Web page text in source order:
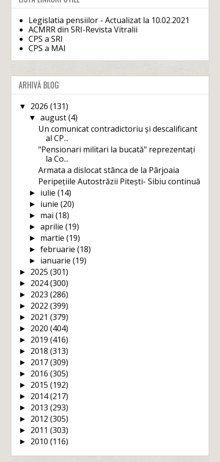
Legislatia pensiilor - Actualizat la 10.02.2021
ACMRR din SRI-Revista Vitralii
CPS a SRI
CPS a MAI
ARHIVĂ BLOG
▼ 2026(131)
▼ august(4)
Un comunicat contradictoriu și descalificant
al CP...
"Pensionari militari la bucată" reprezentați
la Co...
Armata a dislocat stânca de la Pârjoaia
Peripețiile Autostrăzii Pitești- Sibiu continuă
► iulie (14)
► iunie (20)
► mai (18)
► aprilie (19)
► martie (19)
► februarie (18)
► ianuarie (19)
► 2025(301)
► 2024(300)
► 2023(286)
► 2022(399)
► 2021(379)
► 2020(404)
► 2019(416)
► 2018(313)
► 2017(309)
► 2016(305)
► 2015(192)
► 2014(217)
► 2013(293)
► 2012(305)
► 2011(303)
► 2010(116)